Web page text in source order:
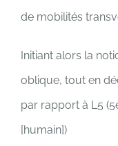
de mobilités
Initiant alors la
oblique, tout en
par rapport à L5
[humain])